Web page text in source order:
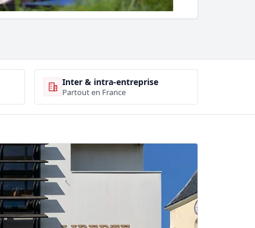
Inter & intra-entreprise
Partout en France